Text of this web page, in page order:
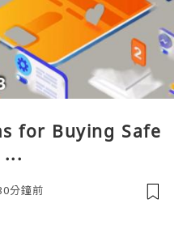
for Buying Safe
...
分鐘前